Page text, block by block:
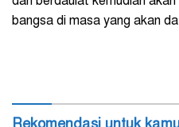
bangsa di masa yang akan